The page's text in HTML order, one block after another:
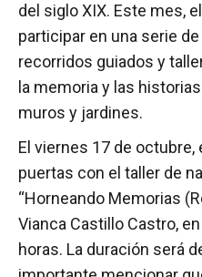
del siglo XIX. Este mes,
participar en una serie
recorridos guiados y
la memoria y las
muros y jardines.
El viernes 17 de
puertas con el taller de
“Horneando Memorias
Vianca Castillo Castro,
horas. La duración será